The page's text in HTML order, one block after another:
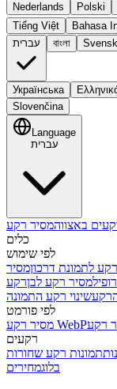
Nederlands
Polski
Tiếng Việt
Bahasa
עברית
বাংলা
Українська
Slovenčina
Language
עברית
באצווה
כלים
לפי שימוש
לתמונת דרכוןמסיר
מסיר רקע לבןרקע
שינוי רקע התמונה
לפי פורמט
מסיר רקע WebP
רקעים
תמונות רקע שחורות
בלוגמחירים